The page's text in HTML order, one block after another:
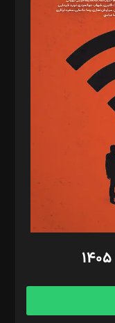
سروش کرمیان،
فائزه فتحی